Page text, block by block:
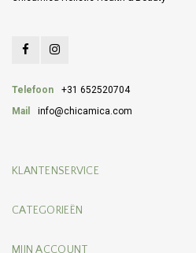
Telefoon
+31 652520704
Mail
info@chicamica.com
KLANTENSERVICE
CATEGORIEËN
MIJN ACCOUNT